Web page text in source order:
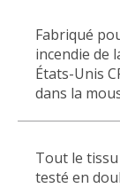
Fabriqué
incendie de
États-Unis
dans la
Tout le
testé en